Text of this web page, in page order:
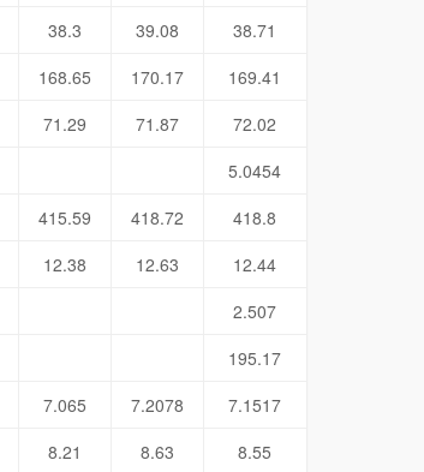
38.3 39.08
38.71
168.65 170.17
169.41
71.29 71.87
72.02
5.0454
415.59 418.72
418.8
12.38 12.63
12.44
2.507
195.17
7.065 7.2078
7.1517
8.21 8.63
8.55